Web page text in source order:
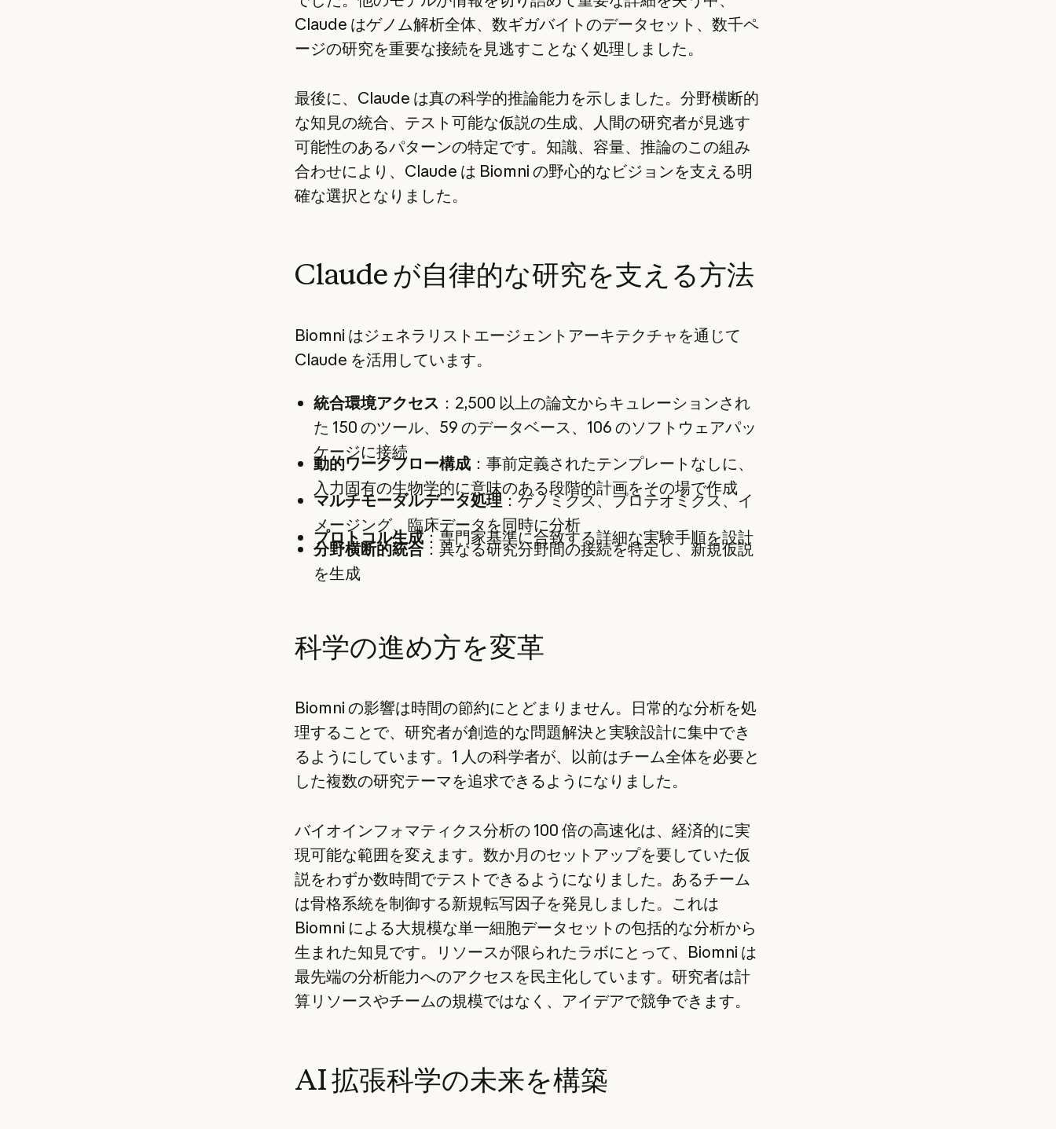
Claude はゲノム解析全体、数ギガバイトのデータセット、数千ペ
ージの研究を重要な接続を見逃すことなく処理しました。
最後に、Claude は真の科学的推論能力を示しました。分野横断的
な知見の統合、テスト可能な仮説の生成、人間の研究者が見逃す
可能性のあるパターンの特定です。知識、容量、推論のこの組み
合わせにより、Claude は Biomni の野心的なビジョンを支える明
確な選択となりました。
Claude が自律的な研究を支える方法
Biomni はジェネラリストエージェントアーキテクチャを通じて
Claude を活用しています。
統合環境アクセス ：2,500 以上の論文からキュレーションされ
た 150 のツール、59 のデータベース、106 のソフトウェアパッ
ケージに接続
動的ワークフロー構成：事前定義されたテンプレートなしに、
入力固有の生物学的に意味のある段階的計画をその場で作成
マルチモーダルデータ処理：ゲノミクス、プロテオミクス、イ
メージング、臨床データを同時に分析
プロトコル生成：専門家基準に合致する詳細な実験手順を設計
分野横断的統合：異なる研究分野間の接続を特定し、新規仮説
を生成
科学の進め方を変革
Biomni の影響は時間の節約にとどまりません。日常的な分析を処
理することで、研究者が創造的な問題解決と実験設計に集中でき
るようにしています。1 人の科学者が、以前はチーム全体を必要と
した複数の研究テーマを追求できるようになりました。
バイオインフォマティクス分析の 100 倍の高速化は、経済的に実
現可能な範囲を変えます。数か月のセットアップを要していた仮
説をわずか数時間でテストできるようになりました。あるチーム
は骨格系統を制御する新規転写因子を発見しました。これは
Biomni による大規模な単一細胞データセットの包括的な分析から
生まれた知見です。リソースが限られたラボにとって、Biomni は
最先端の分析能力へのアクセスを民主化しています。研究者は計
算リソースやチームの規模ではなく、アイデアで競争できます。
AI 拡張科学の未来を構築